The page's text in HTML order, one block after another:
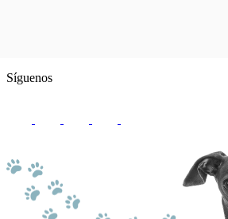
Síguenos